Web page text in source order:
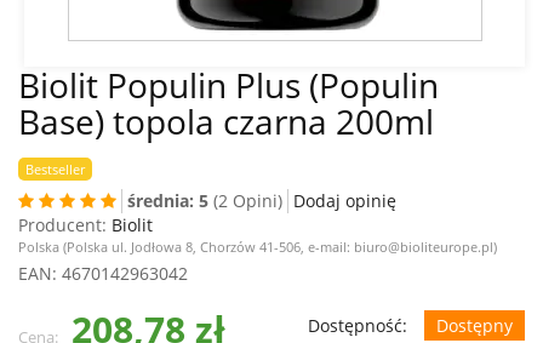
Biolit Populin Plus (Populin
Base) topola czarna 200ml
Bestseller
średnia: 5 (2 Opini) Dodaj opinię
Producent: Biolit
Polska (Polska ul. Jodłowa 8, Chorzów 41-506, e-mail: biuro@bioliteurope.pl)
EAN: 4670142963042
Cena: 208,78 zł Dostępność: Dostępny